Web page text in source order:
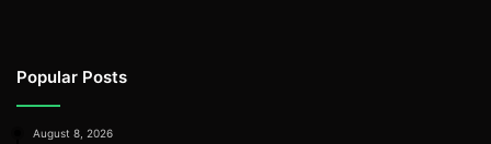
Popular Posts
August 8, 2026